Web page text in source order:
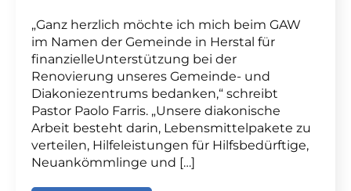
„Ganz herzlich möchte ich mich beim GAW
im Namen der Gemeinde in Herstal für
finanzielleUnterstützung bei der
Renovierung unseres Gemeinde- und
Diakoniezentrums bedanken,“ schreibt
Pastor Paolo Farris. „Unsere diakonische
Arbeit besteht darin, Lebensmittelpakete zu
verteilen, Hilfeleistungen für Hilfsbedürftige,
Neuankömmlinge und […]